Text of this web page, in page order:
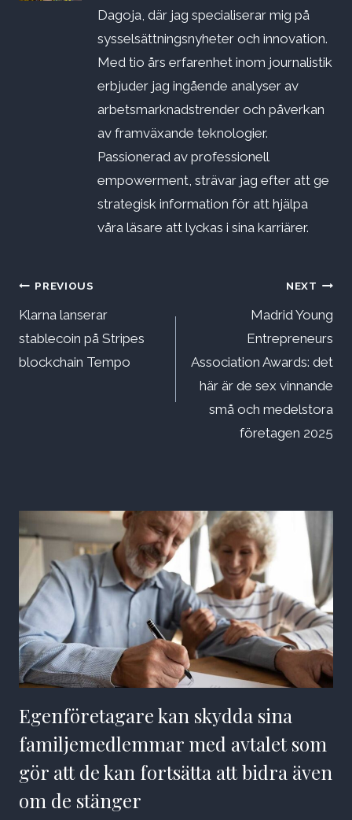
Dagoja, där jag specialiserar mig på
sysselsättningsnyheter och innovation.
Med tio års erfarenhet inom journalistik
erbjuder jag ingående analyser av
arbetsmarknadstrender och påverkan
av framväxande teknologier.
Passionerad av professionell
empowerment, strävar jag efter att ge
strategisk information för att hjälpa
våra läsare att lyckas i sina karriärer.
Inläggsnavigering
PREVIOUS
Klarna lanserar
stablecoin på Stripes
blockchain Tempo
NEXT
Madrid Young
Entrepreneurs
Association Awards: det
här är de sex vinnande
små och medelstora
företagen 2025
Egenföretagare kan skydda sina
familjemedlemmar med avtalet som
gör att de kan fortsätta att bidra även
om de stänger